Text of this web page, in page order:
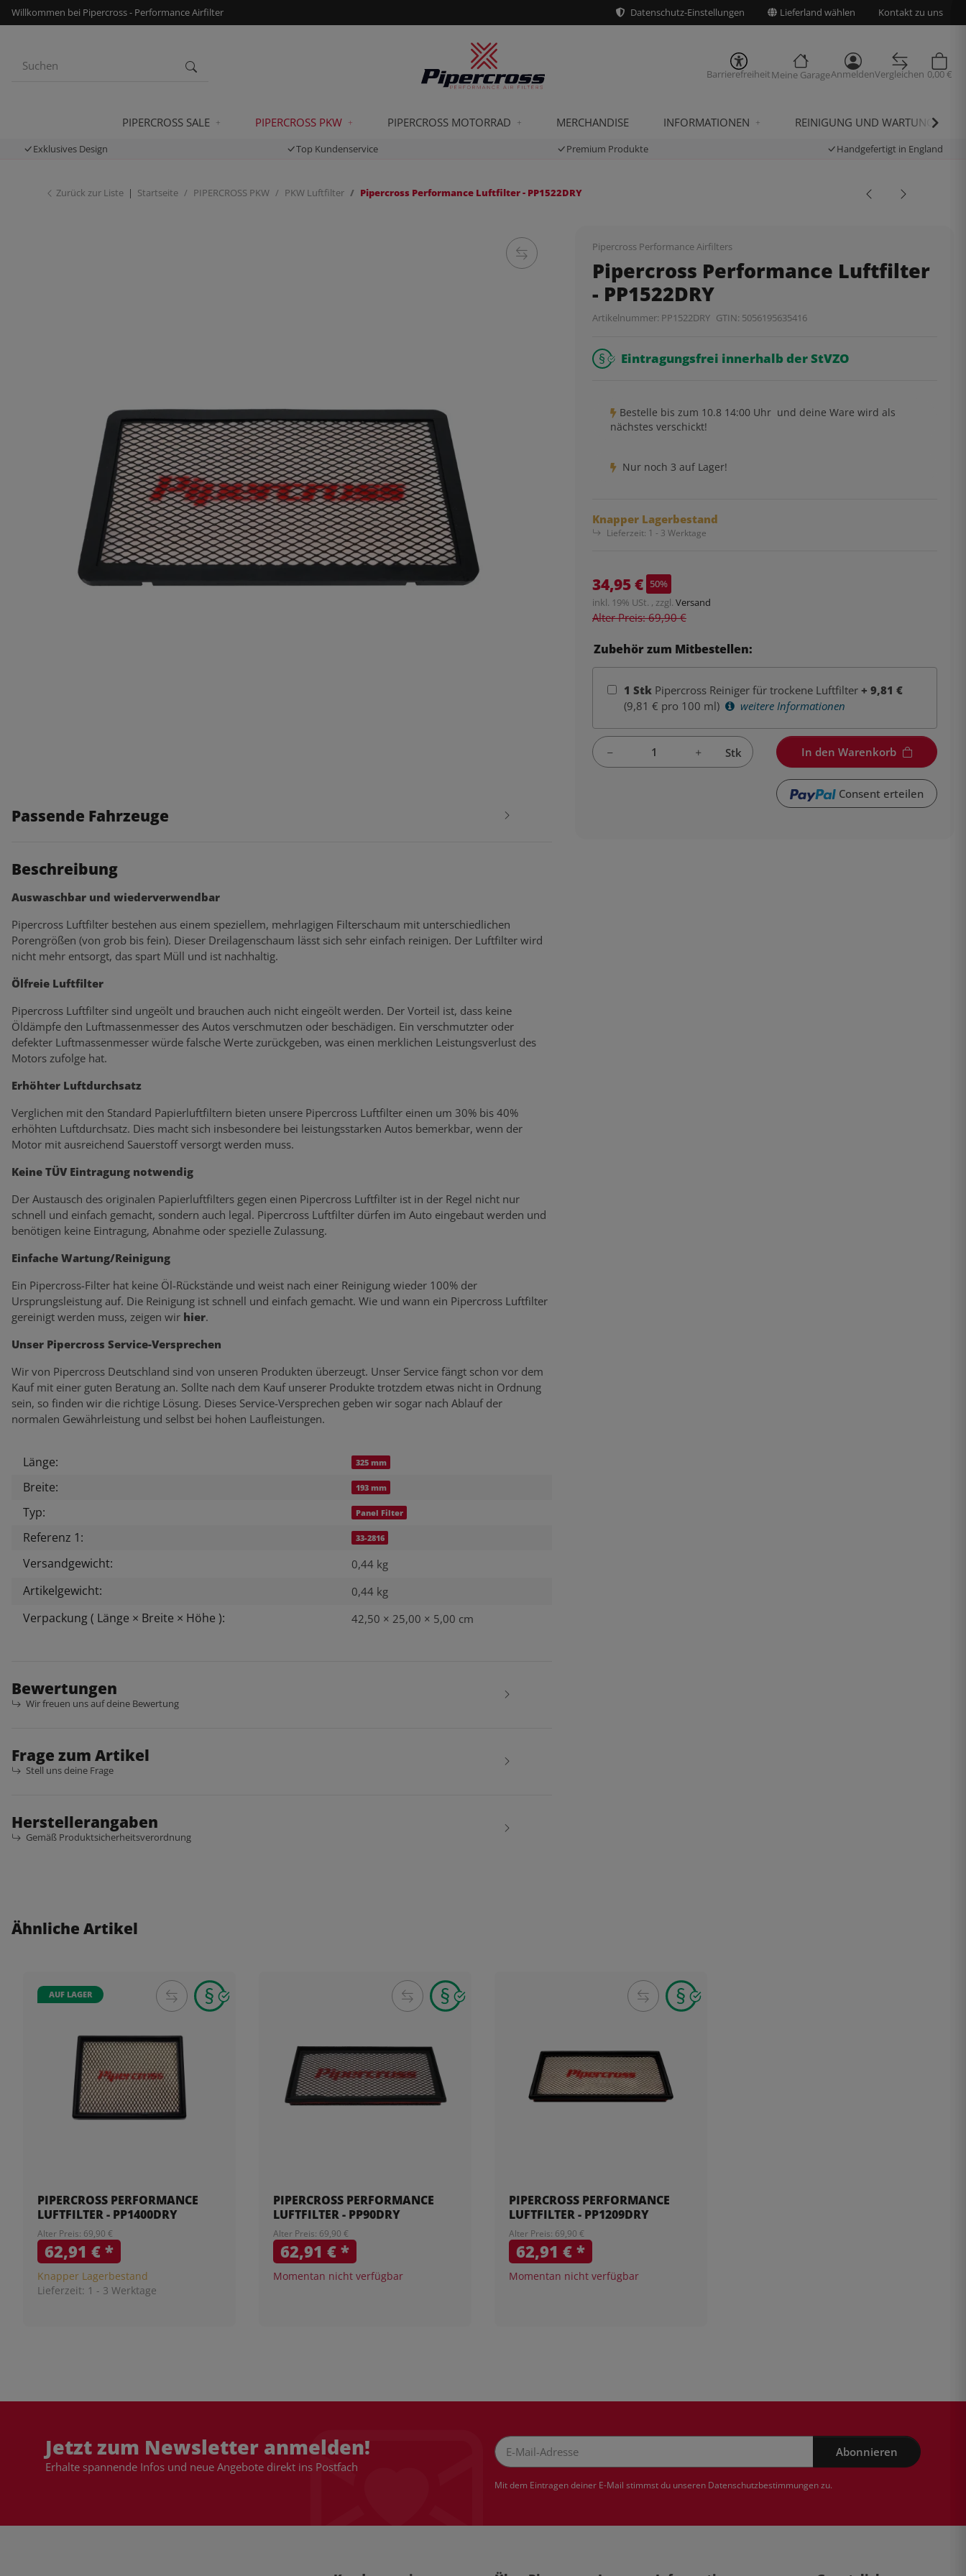
Willkommen bei Pipercross - Performance Airfilter Datenschutz-Einstellungen Lieferland wählen Kontakt zu uns
BarrierefreiheitMeine GarageAnmeldenVergleichen 0,00 €
PIPERCROSS SALE PIPERCROSS PKW PIPERCROSS MOTORRAD MERCHANDISE INFORMATIONEN REINIGUNG UND WARTUNG
Exklusives Design Top Kundenservice Premium Produkte Handgefertigt in England
Zurück zur Liste Startseite PIPERCROSS PKW PKW Luftfilter Pipercross Performance Luftfilter - PP1522DRY
Pipercross Performance Airfilters
Pipercross Performance Luftfilter
- PP1522DRY
Artikelnummer: PP1522DRY GTIN: 5056195635416
Eintragungsfrei innerhalb der StVZO
Bestelle bis zum 10.8 14:00 Uhr und deine Ware wird als
nächstes verschickt!
Nur noch 3 auf Lager!
Knapper Lagerbestand
Lieferzeit: 1 - 3 Werktage
34,95 € 50%
inkl. 19% USt. , zzgl. Versand
Alter Preis: 69,90 €
Zubehör zum Mitbestellen:
1 Stk Pipercross Reiniger für trockene Luftfilter + 9,81 €
(9,81 € pro 100 ml)
weitere Informationen
Stk In den Warenkorb
Consent erteilen
Passende Fahrzeuge
Beschreibung
Auswaschbar und wiederverwendbar
Pipercross Luftfilter bestehen aus einem speziellem, mehrlagigen Filterschaum mit unterschiedlichen
Porengrößen (von grob bis fein). Dieser Dreilagenschaum lässt sich sehr einfach reinigen. Der Luftfilter wird
nicht mehr entsorgt, das spart Müll und ist nachhaltig.
Ölfreie Luftfilter
Pipercross Luftfilter sind ungeölt und brauchen auch nicht eingeölt werden. Der Vorteil ist, dass keine
Öldämpfe den Luftmassenmesser des Autos verschmutzen oder beschädigen. Ein verschmutzter oder
defekter Luftmassenmesser würde falsche Werte zurückgeben, was einen merklichen Leistungsverlust des
Motors zufolge hat.
Erhöhter Luftdurchsatz
Verglichen mit den Standard Papierluftfiltern bieten unsere Pipercross Luftfilter einen um 30% bis 40%
erhöhten Luftdurchsatz. Dies macht sich insbesondere bei leistungsstarken Autos bemerkbar, wenn der
Motor mit ausreichend Sauerstoff versorgt werden muss.
Keine TÜV Eintragung notwendig
Der Austausch des originalen Papierluftfilters gegen einen Pipercross Luftfilter ist in der Regel nicht nur
schnell und einfach gemacht, sondern auch legal. Pipercross Luftfilter dürfen im Auto eingebaut werden und
benötigen keine Eintragung, Abnahme oder spezielle Zulassung.
Einfache Wartung/Reinigung
Ein Pipercross-Filter hat keine Öl-Rückstände und weist nach einer Reinigung wieder 100% der
Ursprungsleistung auf. Die Reinigung ist schnell und einfach gemacht. Wie und wann ein Pipercross Luftfilter
gereinigt werden muss, zeigen wir hier.
Unser Pipercross Service-Versprechen
Wir von Pipercross Deutschland sind von unseren Produkten überzeugt. Unser Service fängt schon vor dem
Kauf mit einer guten Beratung an. Sollte nach dem Kauf unserer Produkte trotzdem etwas nicht in Ordnung
sein, so finden wir die richtige Lösung. Dieses Service-Versprechen geben wir sogar nach Ablauf der
normalen Gewährleistung und selbst bei hohen Laufleistungen.
Produkteigenschaft
Wert
Länge: 325 mm
Breite: 193 mm
Typ: Panel Filter
Referenz 1: 33-2816
Versandgewicht: 0,44 kg
Artikelgewicht: 0,44 kg
Verpackung ( Länge × Breite × Höhe ): 42,50 × 25,00 × 5,00 cm
Bewertungen
Wir freuen uns auf deine Bewertung
Frage zum Artikel
Stell uns deine Frage
Herstellerangaben
Gemäß Produktsicherheitsverordnung
Ähnliche Artikel
AUF LAGER
PIPERCROSS PERFORMANCE
LUFTFILTER - PP1400DRY
Alter Preis: 69,90 €
62,91 €*
Knapper Lagerbestand
Lieferzeit: 1 - 3 Werktage
PIPERCROSS PERFORMANCE
LUFTFILTER - PP90DRY
Alter Preis: 69,90 €
62,91 €*
Momentan nicht verfügbar
PIPERCROSS PERFORMANCE
LUFTFILTER - PP1209DRY
Alter Preis: 69,90 €
62,91 €*
Momentan nicht verfügbar
Jetzt zum Newsletter anmelden!
Erhalte spannende Infos und neue Angebote direkt ins Postfach
Abonnieren
Mit dem Eintragen deiner E-Mail stimmst du unseren Datenschutzbestimmungenzu.